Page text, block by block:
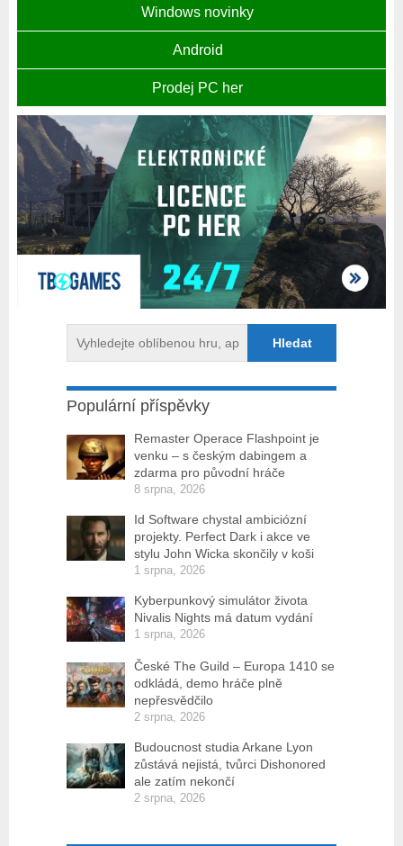
Windows novinky
Android
Prodej PC her
Populární příspěvky
Remaster Operace Flashpoint je
venku – s českým dabingem a
zdarma pro původní hráče
8 srpna, 2026
Id Software chystal ambiciózní
projekty. Perfect Dark i akce ve
stylu John Wicka skončily v koši
1 srpna, 2026
Kyberpunkový simulátor života
Nivalis Nights má datum vydání
1 srpna, 2026
České The Guild – Europa 1410 se
odkládá, demo hráče plně
nepřesvědčilo
2 srpna, 2026
Budoucnost studia Arkane Lyon
zůstává nejistá, tvůrci Dishonored
ale zatím nekončí
2 srpna, 2026